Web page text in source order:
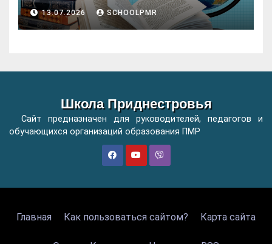
початкових класів організацій
загальної освіти
13.07.2026 SCHOOLPMR
Школа Приднестровья
Сайт предназначен для руководителей, педагогов и
обучающихся организаций образования ПМР
Главная Как пользоваться сайтом? Карта сайта